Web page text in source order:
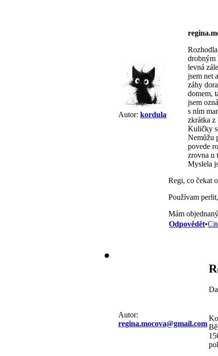
Autor: kordula
drobným
levná
jsem net
záhy
domem,
jsem
s ním
zkrátka z
Kuličky
Nemůžu
povede
zrovna u
Myslela
Regi, co čekat
Používam
Mám
Odpovědět•
Autor:
regina.mocova@gmail.com